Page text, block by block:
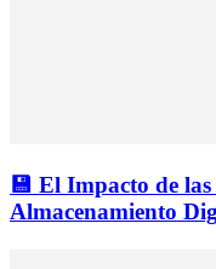
💾 El Impacto de
Almacenamiento